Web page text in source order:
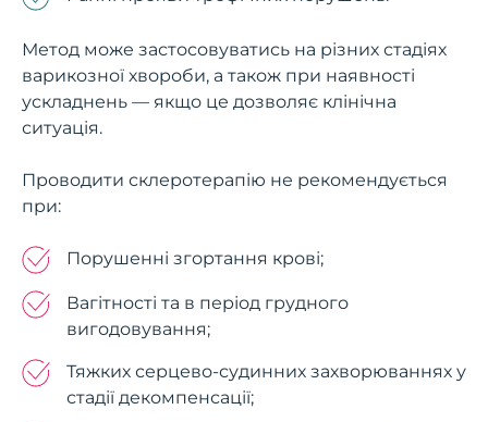
Метод може застосовуватись на різних стадіях
варикозної хвороби, а також при наявності
ускладнень — якщо це дозволяє клінічна
ситуація.
Проводити склеротерапію не рекомендується
при:
Порушенні згортання крові;
Вагітності та в період грудного
вигодовування;
Тяжких серцево-судинних захворюваннях у
стадії декомпенсації;